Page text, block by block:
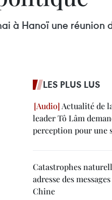
à Hanoï une réunion
LES PLUS LUS
Actualité de
leader Tô Lâm
perception pour une
Catastrophes
adresse des
Chine